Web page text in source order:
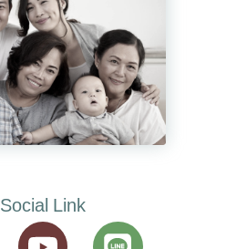
Social Link